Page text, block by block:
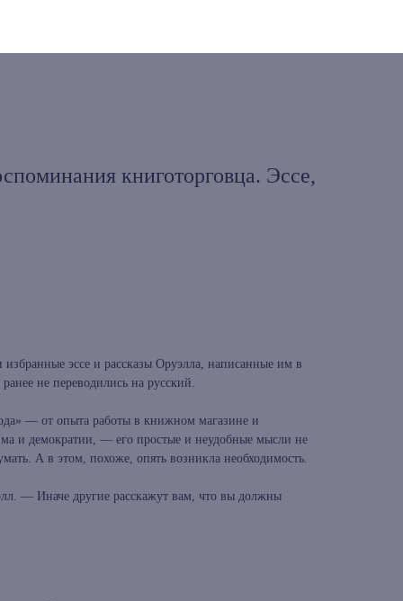
книготорговца. Эссе,
эссе и рассказы Оруэлла, написанные им в
не переводились на русский.
— от опыта работы в книжном магазине и
и демократии, — его простые и неудобные мысли не
А в этом, похоже, опять возникла необходимость.
— Иначе другие расскажут вам, что вы должны